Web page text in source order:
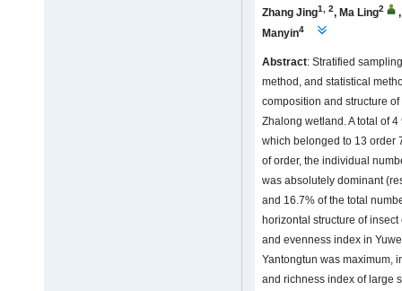
Zhang Jing1, 2, Ma Ling2
Manyin4
Abstract: Stratified
method, and statistical
composition and structure
Zhalong wetland. A total of
which belonged to 13 order
of order, the individual
was absolutely dominant
and 16.7% of the total
horizontal structure of
and evenness index in
Yantongtun was maximum,
and richness index of large